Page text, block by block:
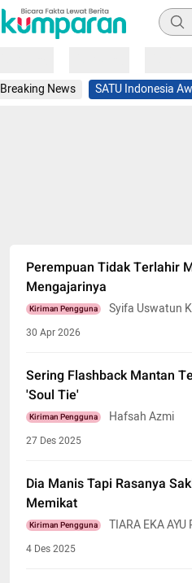
Breaking News SATU Indonesia
Perempuan Tidak Terlahir
Mengajarinya
Kiriman Pengguna Syifa Uswatun
30 Apr 2026
Sering Flashback Mantan
'Soul Tie'
Kiriman Pengguna Hafsah Azmi
27 Des 2025
Dia Manis Tapi Rasanya
Memikat
Kiriman Pengguna TIARA EKA AYU
4 Des 2025